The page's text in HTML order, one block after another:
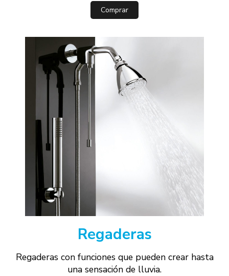
Comprar
Regaderas
Regaderas con funciones que pueden crear hasta
una sensación de lluvia.